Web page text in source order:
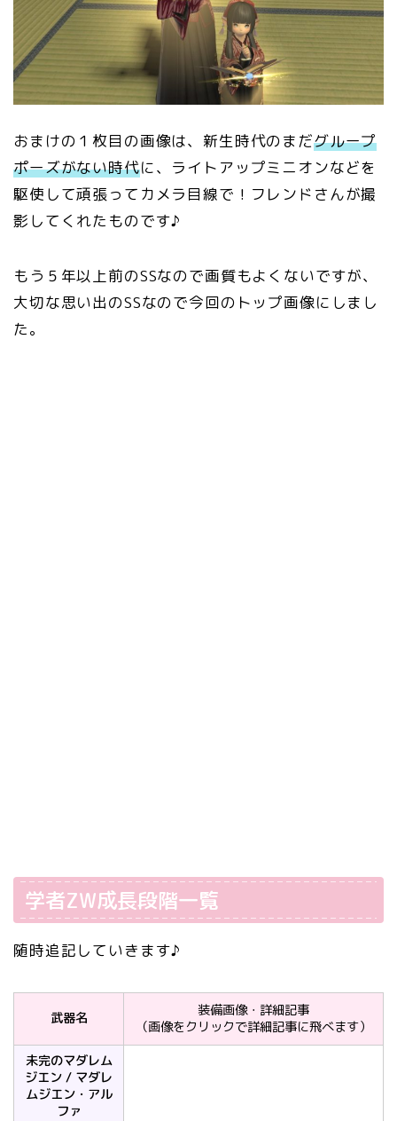
おまけの１枚目の画像は、新生時代のまだグループ
ポーズがない時代に、ライトアップミニオンなどを
駆使して頑張ってカメラ目線で！フレンドさんが撮
影してくれたものです♪
もう５年以上前のSSなので画質もよくないですが、
大切な思い出のSSなので今回のトップ画像にしまし
た。
学者ZW成長段階一覧
随時追記していきます♪
武器名
装備画像・詳細記事
（画像をクリックで詳細記事に飛べます）
未完のマダレム
ジエン / マダレ
ムジエン・アル
ファ